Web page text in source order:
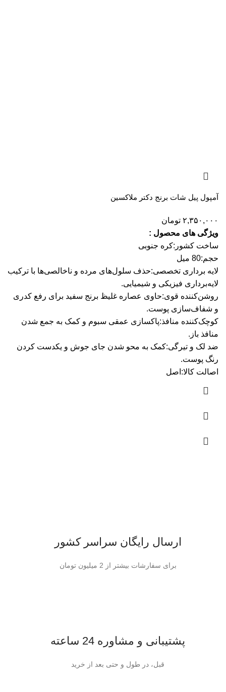
آمپول پیل شات برنج دکتر ملاکسین
۲,۳۵۰,۰۰۰ تومان
ویژگی های محصول :
ساخت کشور:کره جنوبی
حجم:80 میل
لایه برداری تخصصی:حذف سلول‌های مرده و ناخالصی‌ها با ترکیب
لایه‌برداری فیزیکی و شیمیایی.
روشن‌کننده قوی:حاوی عصاره غلیظ برنج سفید برای رفع کدری
و شفاف‌سازی پوست.
کوچک‌کننده منافذ:پاکسازی عمقی سبوم و کمک به جمع شدن
منافذ باز.
ضد لک و تیرگی:کمک به محو شدن جای جوش و یکدست کردن
رنگ پوست.
اصالت کالا: اصل
ارسال رایگان سراسر کشور
برای سفارشات بیشتر از 2 میلیون تومان
پشتیبانی و مشاوره 24 ساعته
قبل، در طول و حتی بعد از خرید